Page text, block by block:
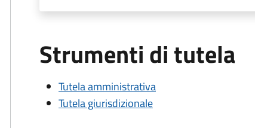
Strumenti di tutela
Tutela amministrativa
Tutela giurisdizionale